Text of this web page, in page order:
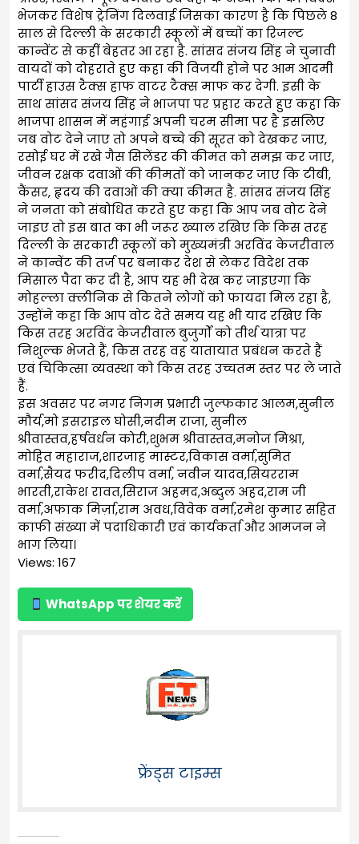
भेजकर विशेष ट्रेनिंग दिलवाई जिसका कारण है कि पिछले 8
साल से दिल्ली के सरकारी स्कूलों में बच्चों का रिजल्ट
कान्वेंट से कहीं बेहतर आ रहा है. सांसद संजय सिंह ने चुनावी
वायदों को दोहराते हुए कहा की विजयी होने पर आम आदमी
पार्टी हाउस टैक्स हाफ वाटर टैक्स माफ कर देगी. इसी के
साथ सांसद संजय सिंह ने भाजपा पर प्रहार करते हुए कहा कि
भाजपा शासन में महंगाई अपनी चरम सीमा पर है इसलिए
जब वोट देने जाए तो अपने बच्चे की सूरत को देखकर जाए,
रसोई घर में रखे गैस सिलेंडर की कीमत को समझ कर जाए,
जीवन रक्षक दवाओं की कीमतों को जानकर जाए कि टीबी,
कैंसर, हृदय की दवाओं की क्या कीमत है. सांसद संजय सिंह
ने जनता को संबोधित करते हुए कहा कि आप जब वोट देने
जाइए तो इस बात का भी जरूर ख्याल रखिए कि किस तरह
दिल्ली के सरकारी स्कूलों को मुख्यमंत्री अरविंद केजरीवाल
ने कान्वेंट की तर्ज पर बनाकर देश से लेकर विदेश तक
मिसाल पैदा कर दी है, आप यह भी देख कर जाइएगा कि
मोहल्ला क्लीनिक से कितने लोगों को फायदा मिल रहा है,
उन्होंने कहा कि आप वोट देते समय यह भी याद रखिए कि
किस तरह अरविंद केजरीवाल बुजुर्गों को तीर्थ यात्रा पर
निशुल्क भेजते हैं, किस तरह वह यातायात प्रबंधन करते हैं
एवं चिकित्सा व्यवस्था को किस तरह उच्चतम स्तर पर ले जाते
हैं.
इस अवसर पर नगर निगम प्रभारी जुल्फकार आलम,सुनील
मौर्य,मो इसराइल घोसी,नदीम राजा, सुनील
श्रीवास्तव,हर्षवर्धन कोरी,शुभम श्रीवास्तव,मनोज मिश्रा,
मोहित महाराज,शारजाह मास्टर,विकास वर्मा,सुमित
वर्मा,सैयद फरीद,दिलीप वर्मा, नवीन यादव,सियरराम
भारती,राकेश रावत,सिराज अहमद,अब्दुल अहद,राम जी
वर्मा,अफाक मिर्ज़ा,राम अवध,विवेक वर्मा,रमेश कुमार सहित
काफी संख्या में पदाधिकारी एवं कार्यकर्ता और आमजन ने
भाग लिया।
Views: 167
WhatsApp पर शेयर करें
फ्रेंड्स टाइम्स